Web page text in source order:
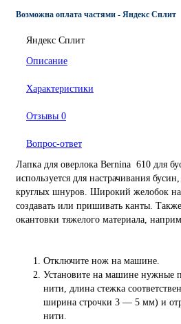
Возможна оплата частями - Яндекс Сплит
Яндекс Сплит
Описание
Характеристики
Отзывы 0
Вопрос-ответ
Лапка для оверлока Bernina 610 для
используется для настрачивания
круглых шнуров. Широкий желобок на
создавать или пришивать канты.
окантовки тяжелого материала,
Отключите нож на машине.
Установите на машине нужные
нити, длина стежка
ширина строчки 3 — 5 мм) и
нити.